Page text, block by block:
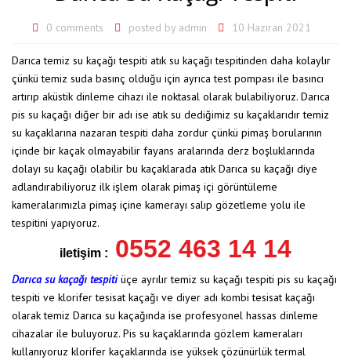
0 comments posted by admin 10 Haziran 2021
Darıca temiz su kaçağı tespiti atık su kaçağı tespitinden daha kolaylır
çünkü temiz suda basınç olduğu için ayrıca test pompası ile basıncı
artırıp aküstik dinleme cihazı ile noktasal olarak bulabiliyoruz. Darıca
pis su kaçağı diğer bir adı ise atık su dediğimiz su kaçaklarıdır temiz
su kaçaklarına nazaran tespiti daha zordur çünkü pimaş borularının
içinde bir kaçak olmayabilir fayans aralarında derz boşluklarında
dolayı su kaçağı olabilir bu kaçaklarada atık Darıca su kaçağı diye
adlandırabiliyoruz ilk işlem olarak pimaş içi görüntüleme
kameralarımızla pimaş içine kamerayı salıp gözetleme yolu ile
tespitini yapıyoruz.
iletişim : 0552 463 14 14
Darıca su kaçağı tespitiüçe ayrılır temiz su kaçağı tespiti pis su kaçağı
tespiti ve klorifer tesisat kaçağı ve diyer adı kombi tesisat kaçağı
olarak temiz Darıca su kaçağında ise profesyonel hassas dinleme
cihazalar ile buluyoruz. Pis su kaçaklarında gözlem kameraları
kullanıyoruz klorifer kaçaklarında ise yüksek çözünürlük termal